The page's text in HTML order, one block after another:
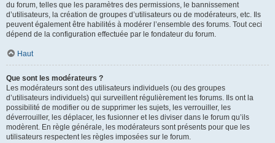
du forum, telles que les paramètres des permissions, le bannissement
d’utilisateurs, la création de groupes d’utilisateurs ou de modérateurs, etc. Ils
peuvent également être habilités à modérer l’ensemble des forums. Tout ceci
dépend de la configuration effectuée par le fondateur du forum.
Haut
Que sont les modérateurs ?
Les modérateurs sont des utilisateurs individuels (ou des groupes
d’utilisateurs individuels) qui surveillent régulièrement les forums. Ils ont la
possibilité de modifier ou de supprimer les sujets, les verrouiller, les
déverrouiller, les déplacer, les fusionner et les diviser dans le forum qu’ils
modèrent. En règle générale, les modérateurs sont présents pour que les
utilisateurs respectent les règles imposées sur le forum.